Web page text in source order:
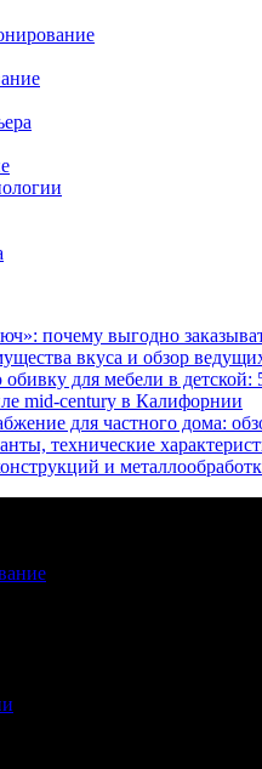
почему выгодно
вкуса и обзор
для мебели в детской:
mid-century в Калифорнии
для частного дома:
технические
и